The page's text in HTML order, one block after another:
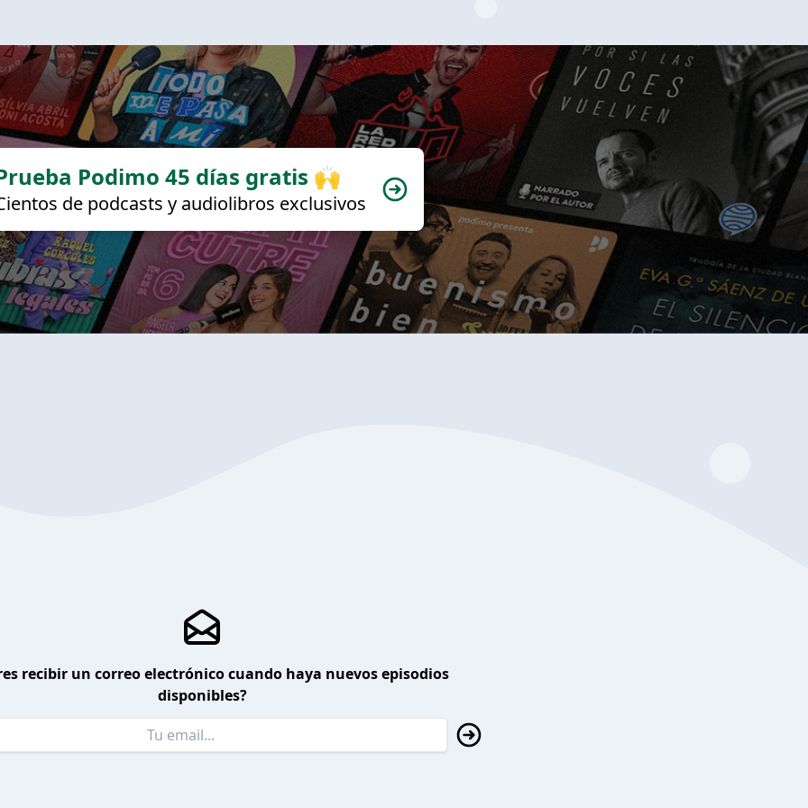
Podimo 45 días gratis 🙌
de podcasts y audiolibros exclusivos
recibir un correo electrónico cuando haya nuevos episodios
disponibles?